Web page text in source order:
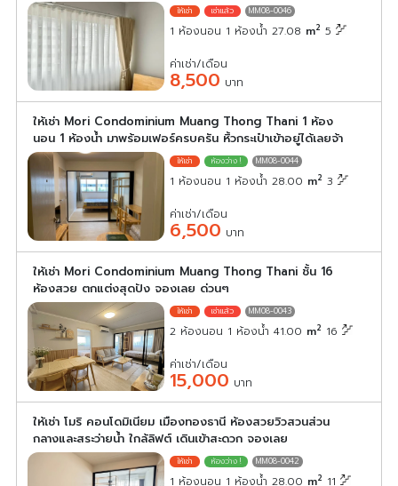
MM08-0046
1 ห้องนอน 1 ห้องน้ำ 27.08 m2 5
ค่าเช่า/เดือน
8,500 บาท
ให้เช่า Mori Condominium Muang Thong Thani 1 ห้อง
นอน 1 ห้องน้ำ มาพร้อมเฟอร์ครบครัน หิ้วกระเป๋าเข้าอยู่ได้เลยจ้า
MM08-0044
1 ห้องนอน 1 ห้องน้ำ 28.00 m2 3
ค่าเช่า/เดือน
6,500 บาท
ให้เช่า Mori Condominium Muang Thong Thani ชั้น 16
ห้องสวย ตกแต่งสุดปัง จองเลย ด่วนๆ
MM08-0043
2 ห้องนอน 1 ห้องน้ำ 41.00 m2 16
ค่าเช่า/เดือน
15,000 บาท
ให้เช่า โมริ คอนโดมิเนียม เมืองทองธานี ห้องสวยวิวสวนส่วน
กลางและสระว่ายน้ำ ใกล้ลิฟต์ เดินเข้าสะดวก จองเลย
MM08-0042
1 ห้องนอน 1 ห้องน้ำ 28.00 m2 11